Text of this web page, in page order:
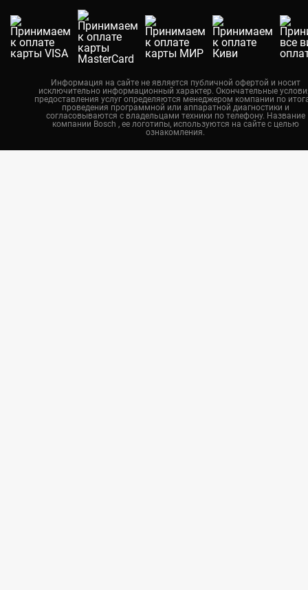
Новосибирск
Калининград
Челябинск
Казань
Воронеж
Информация на сайте не является публичной офертой и носит
исключительно информационный характер. Окончательные
предоставления услуг определяются менеджером компании по
проведения программной или аппаратной диагностики и
согласовываются с владельцами техники по телефону. Название
компании Bosch , ее логотипы, используются на сайте с целью
ознакомления.